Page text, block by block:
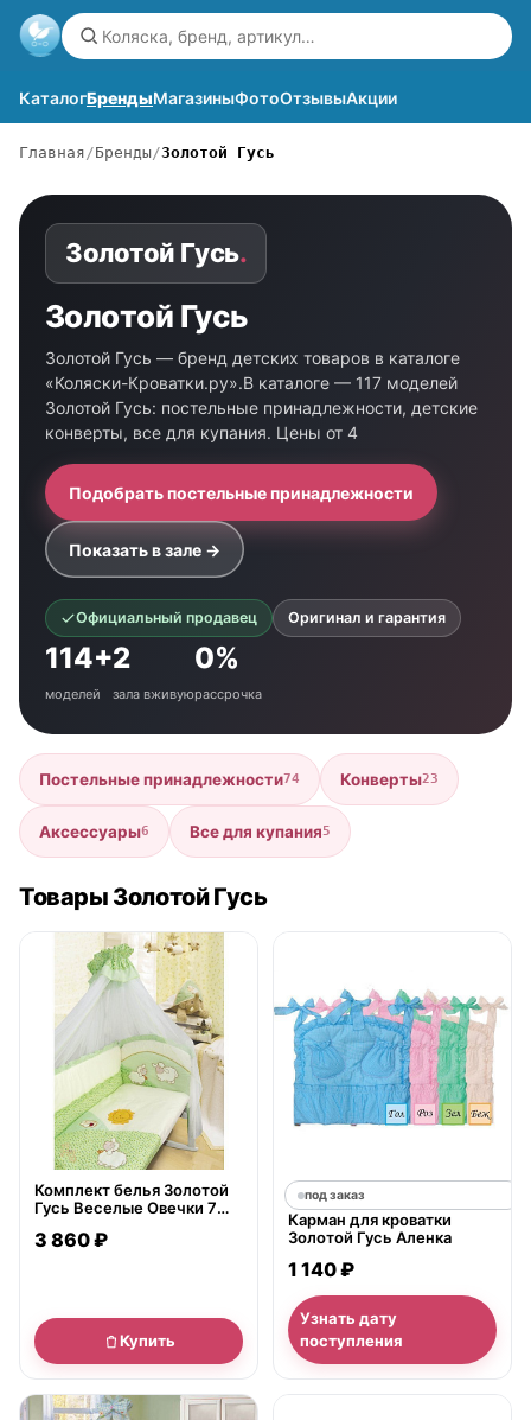
КаталогБрендыМагазиныФотоОтзывыАкции
Главная Бренды Золотой Гусь
Золотой Гусь.
Золотой Гусь
Золотой Гусь — бренд детских товаров в каталоге
«Коляски-Кроватки.ру».В каталоге — 117 моделей
Золотой Гусь: постельные принадлежности, детские
конверты, все для купания. Цены от 4
Подобрать постельные принадлежности
Показать в зале →
Официальный продавец Оригинал и гарантия
114+
моделей
2
зала вживую
0%
рассрочка
Постельные принадлежности74 Конверты23
Аксессуары6 Все для купания5
Товары Золотой Гусь
● в наличии
Комплект белья Золотой
Гусь Веселые Овечки 7
3 860 ₽
Купить
под заказ
Карман для кроватки
Золотой Гусь Аленка
1 140 ₽
Узнать дату
поступления